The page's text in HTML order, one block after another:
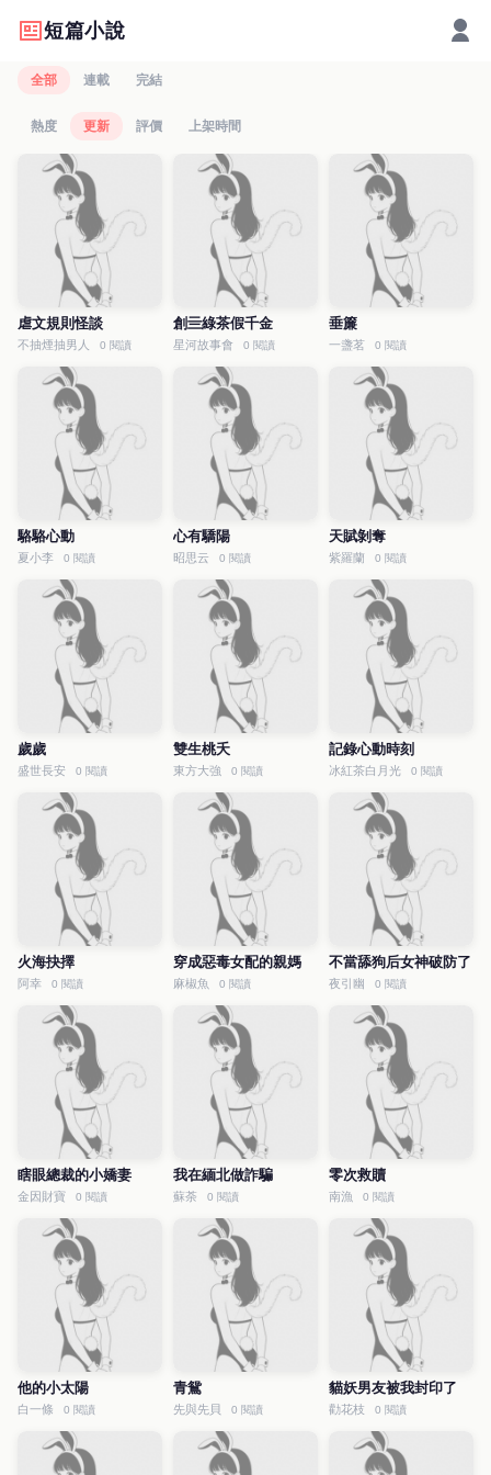
短篇小說
全部 連載 完結
熱度 更新 評價 上架時間
虐文規則怪談
不抽煙抽男人 0 閱讀
創亖綠茶假千金
星河故事會 0 閱讀
垂簾
一盞茗 0 閱讀
駱駱心動
夏小李 0 閱讀
心有驕陽
昭思云 0 閱讀
天賦剝奪
紫羅蘭 0 閱讀
歲歲
盛世長安 0 閱讀
雙生桃夭
東方大強 0 閱讀
記錄心動時刻
冰紅茶白月光 0 閱讀
火海抉擇
阿幸 0 閱讀
穿成惡毒女配的親媽
麻椒魚 0 閱讀
不當舔狗后女神破防了
夜引幽 0 閱讀
瞎眼總裁的小嬌妻
金因財寶 0 閱讀
我在緬北做詐騙
蘇荼 0 閱讀
零次救贖
南漁 0 閱讀
他的小太陽
白一條 0 閱讀
青鴛
先與先貝 0 閱讀
貓妖男友被我封印了
勸花枝 0 閱讀